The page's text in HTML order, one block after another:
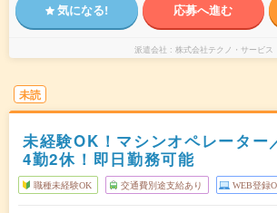
気になる! 応募へ進む
派遣会社 株式会社テクノ・サービス
未読
未経験OK！マシンオペレーター
4勤2休！即日勤務可能
職種未経験OK 交通費別途支給あり WEB登録